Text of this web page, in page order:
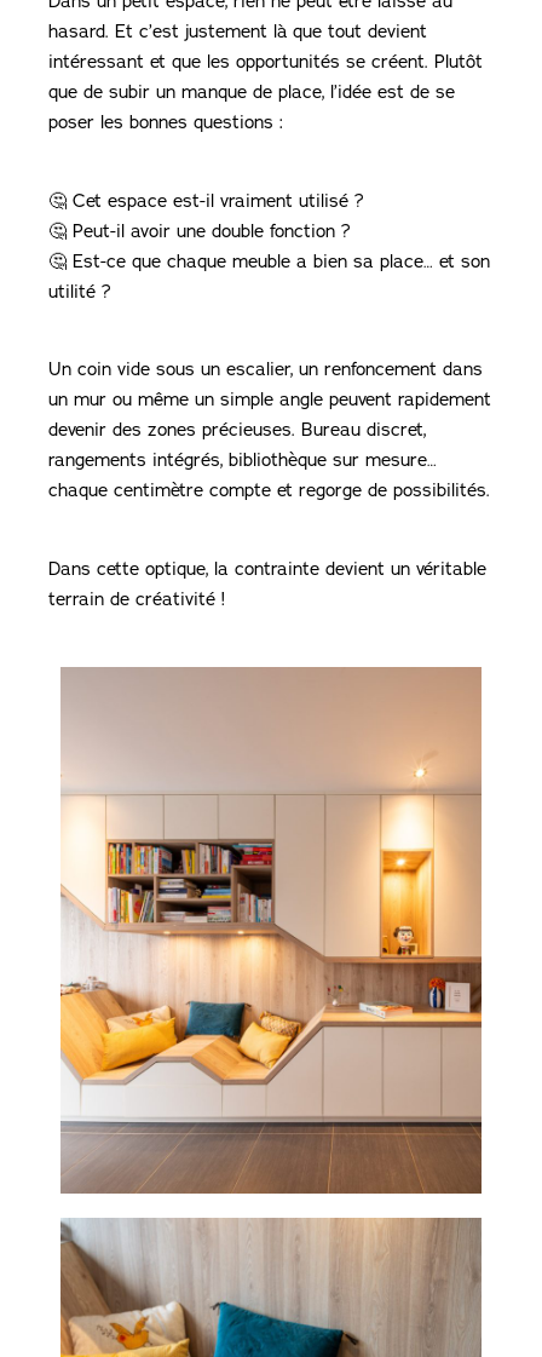
hasard. Et c’est justement là que tout devient
intéressant et que les opportunités se créent. Plutôt
que de subir un manque de place, l’idée est de se
poser les bonnes questions :
🤔 Cet espace est-il vraiment utilisé ?
🤔 Peut-il avoir une double fonction ?
🤔 Est-ce que chaque meuble a bien sa place… et son
utilité ?
Un coin vide sous un escalier, un renfoncement dans
un mur ou même un simple angle peuvent rapidement
devenir des zones précieuses. Bureau discret,
rangements intégrés, bibliothèque sur mesure…
chaque centimètre compte et regorge de possibilités.
Dans cette optique, la contrainte devient un véritable
terrain de créativité !